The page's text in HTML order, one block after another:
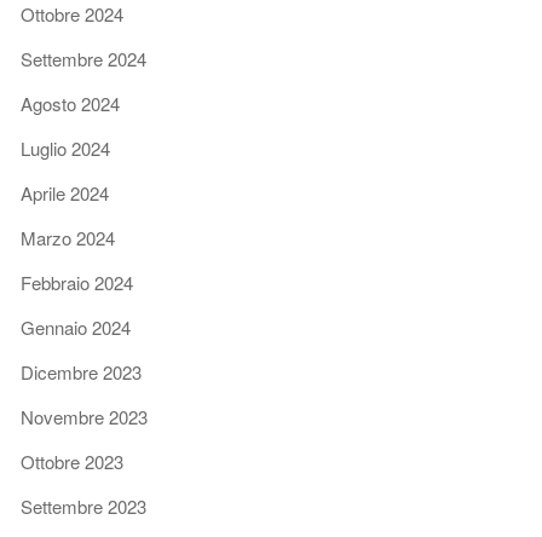
Ottobre 2024
Settembre 2024
Agosto 2024
Luglio 2024
Aprile 2024
Marzo 2024
Febbraio 2024
Gennaio 2024
Dicembre 2023
Novembre 2023
Ottobre 2023
Settembre 2023